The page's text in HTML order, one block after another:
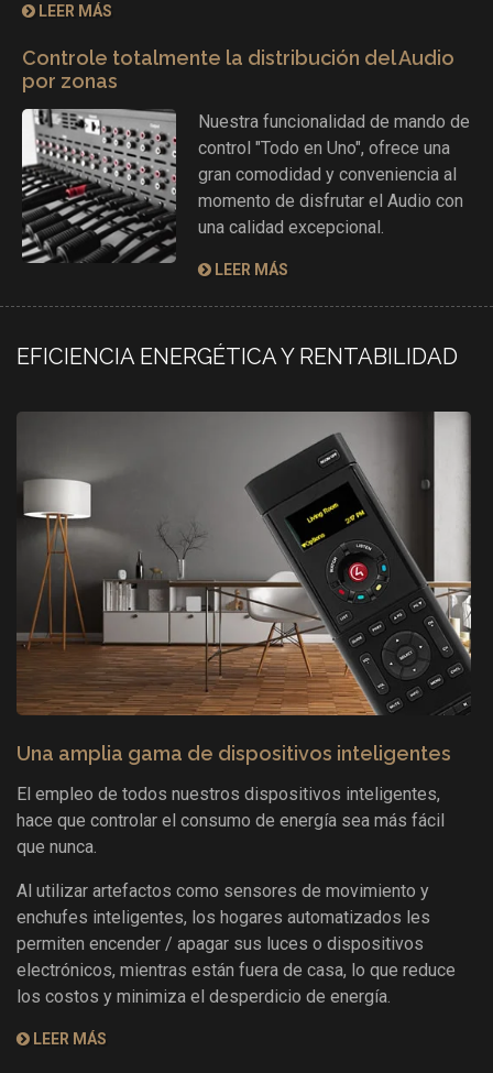
LEER MÁS
Controle totalmente la distribución del Audio
por zonas
Nuestra funcionalidad de mando de
control "Todo en Uno", ofrece una
gran comodidad y conveniencia al
momento de disfrutar el Audio con
una calidad excepcional.
LEER MÁS
EFICIENCIA ENERGÉTICA Y RENTABILIDAD
Una amplia gama de dispositivos inteligentes
El empleo de todos nuestros dispositivos inteligentes,
hace que controlar el consumo de energía sea más fácil
que nunca.
Al utilizar artefactos como sensores de movimiento y
enchufes inteligentes, los hogares automatizados les
permiten encender / apagar sus luces o dispositivos
electrónicos, mientras están fuera de casa, lo que reduce
los costos y minimiza el desperdicio de energía.
LEER MÁS